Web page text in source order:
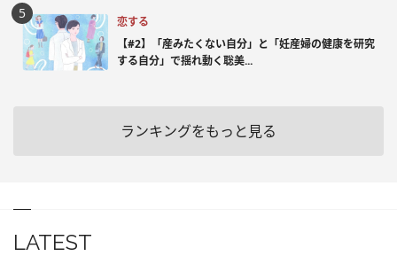
恋する
【#2】「産みたくない自分」と「妊産婦の健康を研究
する自分」で揺れ動く聡美...
ランキングをもっと見る
LATEST